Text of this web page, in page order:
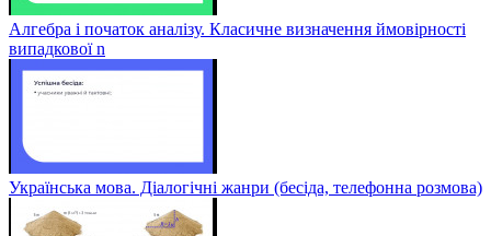
Алгебра і початок аналізу. Класичне визначення ймовірності
випадкової n
Українська мова. Діалогічні жанри (бесіда, телефонна розмова)